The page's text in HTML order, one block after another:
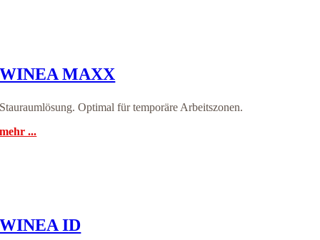
WINEA MAXX
Stauraumlösung. Optimal für temporäre Arbeitszonen.
mehr ...
WINEA ID